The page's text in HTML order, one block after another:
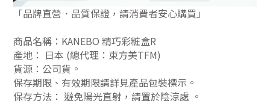
「品牌直營．品質保證，請消費者安心購買」
商品名稱：KANEBO 精巧彩粧盒R
產地： 日本 (總代理：東方美TFM)
貨源：公司貨 。
保存期限、有效期限請詳見產品包裝標示。
保存方法： 避免陽光直射，請置於陰涼處 。